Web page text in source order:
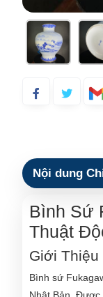
Nội dung
Bình Sứ
Thuật
Giới Thiệu
Bình sứ
Nhật Bản. Được